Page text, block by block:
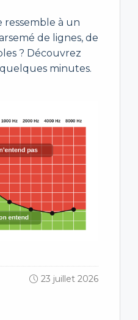
ressemble à un
de lignes, de
? Découvrez
minutes.
23 juillet 2026